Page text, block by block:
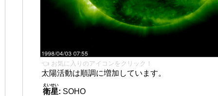
👈 お気に入りのアイコンをクリック！
太陽活動は順調に増加しています。
衛星
えいせい
: SOHO